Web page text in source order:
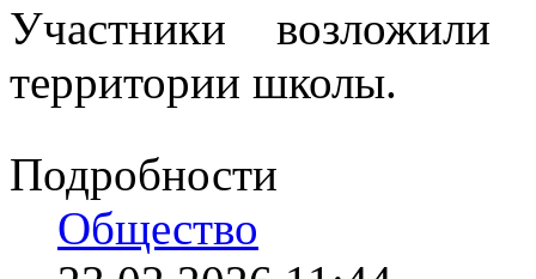
Участники
территории школы.
Подробности
Общество